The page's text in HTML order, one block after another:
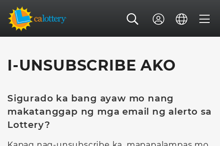
I-UNSUBSCRIBE AKO
Sigurado ka bang ayaw mo nang
makatanggap ng mga email ng alerto sa
Lottery?